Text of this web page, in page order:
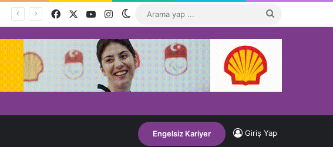
Facebook YouTubeInstagramDış görünümü değiştir
...
Engelsiz Kariyer Giriş Yap